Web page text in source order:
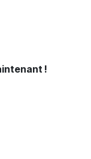
!